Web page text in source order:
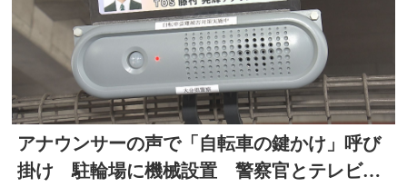
アナウンサーの声で「自転車の鍵かけ」呼び
掛け 駐輪場に機械設置 警察官とテレビ局